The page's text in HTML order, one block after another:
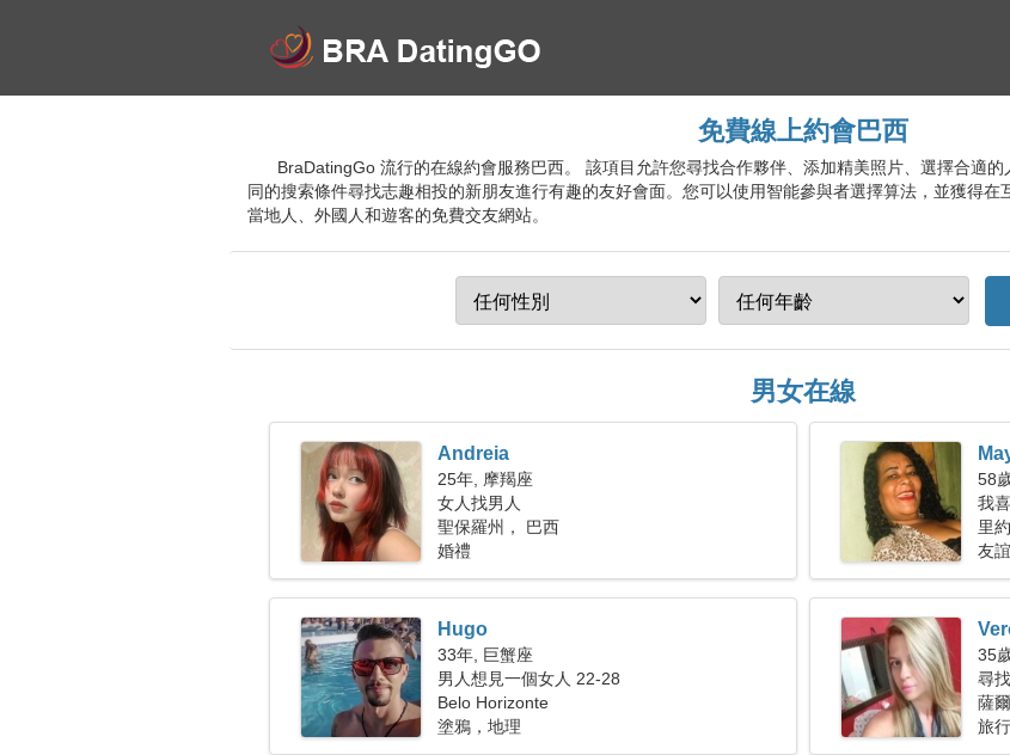
免費線上約會巴西
BraDatingGo 流行的在線約會服務巴西。 該項目允許您尋找合作夥伴、添加精美照片、選擇合適
同的搜索條件尋找志趣相投的新朋友進行有趣的友好會面。您可以使用智能參與者選擇算法，並獲得
當地人、外國人和遊客的免費交友網站。
男女在線
Andreia
25年, 摩羯座
女人找男人
聖保羅州， 巴西
婚禮
58
我
里
友誼
Hugo
33年, 巨蟹座
男人想見一個女人 22-28
Belo Horizonte
塗鴉，地理
35
尋
薩
旅